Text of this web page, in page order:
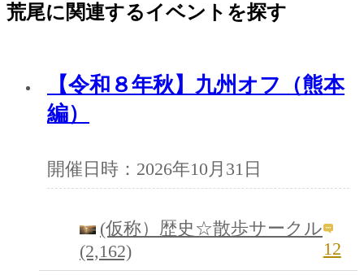
荒尾に関連するイベントを探す
【令和８年秋】九州オフ（熊本
編）
開催日時：2026年10月31日
(仮称）歴史☆散歩サークル
(2,162)
12